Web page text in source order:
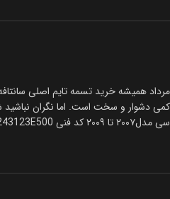
سی مدل۲۰۰۷ تا ۲۰۰۹ کد فنی 243123E500 را تهیه کنید. تمامی محصولات